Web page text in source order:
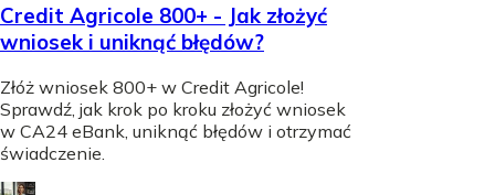
Credit Agricole 800+ - Jak złożyć
wniosek i uniknąć błędów?
Złóż wniosek 800+ w Credit Agricole!
Sprawdź, jak krok po kroku złożyć wniosek
w CA24 eBank, uniknąć błędów i otrzymać
świadczenie.